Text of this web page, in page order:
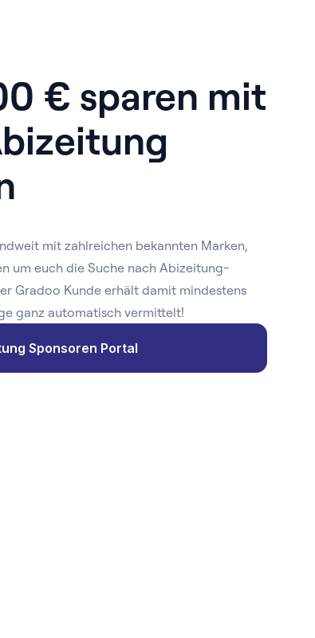
€ sparen mit
mit zahlreichen bekannten Marken,
um euch die Suche nach Abizeitung-
Gradoo Kunde erhält damit mindestens
ganz automatisch vermittelt!
Sponsoren Portal